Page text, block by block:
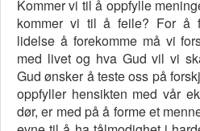
Kommer vi til å oppfylle
kommer vi til å feile? For å
lidelse å forekomme må vi
med livet og hva Gud vil vi
Gud ønsker å teste oss på
oppfyller hensikten med vår
dør, er med på å forme et